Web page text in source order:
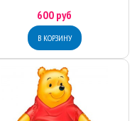
600 руб